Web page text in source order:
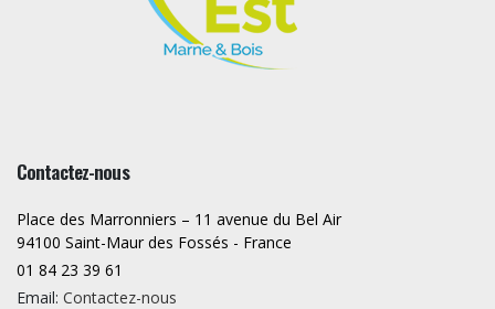
Contactez-nous
Place des Marronniers – 11 avenue du Bel Air
94100 Saint-Maur des Fossés - France
01 84 23 39 61
Email: Contactez-nous